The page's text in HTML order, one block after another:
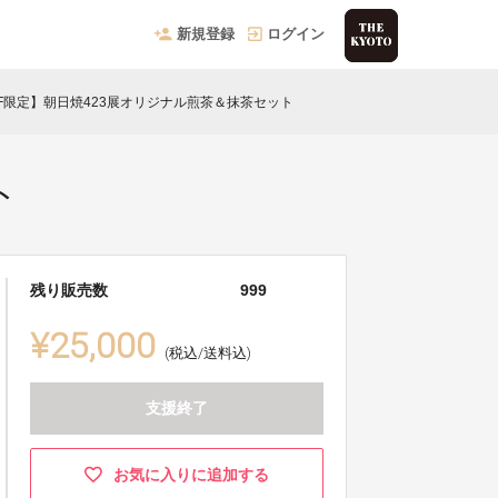
新規登録 ログイン
限定】朝日焼423展オリジナル煎茶＆抹茶セット
残り販売数 999
¥25,000 (税込/送料込)
支援終了
お気に入りに追加する